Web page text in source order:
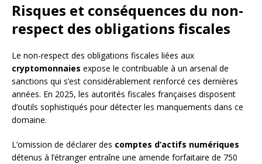
Risques et conséquences du non-
respect des obligations fiscales
Le non-respect des obligations fiscales liées aux
cryptomonnaies expose le contribuable à un arsenal de
sanctions qui s’est considérablement renforcé ces dernières
années. En 2025, les autorités fiscales françaises disposent
d’outils sophistiqués pour détecter les manquements dans ce
domaine.
L’omission de déclarer des comptes d’actifs numériques
détenus à l’étranger entraîne une amende forfaitaire de 750